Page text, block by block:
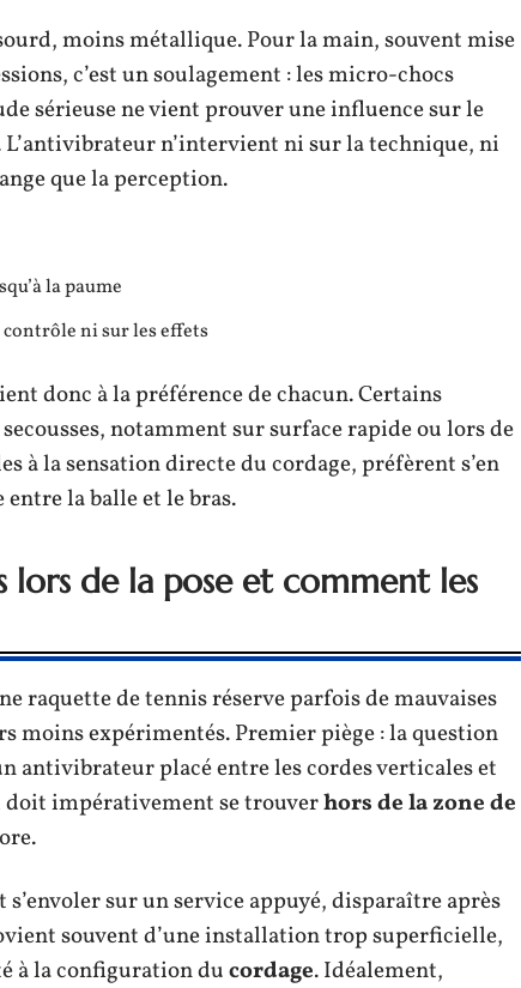
moins métallique. Pour la main, souvent mise
c’est un soulagement : les micro-chocs
sérieuse ne vient prouver une influence sur le
L’antivibrateur n’intervient ni sur la technique, ni
que la perception.
la paume
ni sur les effets
donc à la préférence de chacun. Certains
notamment sur surface rapide ou lors de
à la sensation directe du cordage, préfèrent s’en
la balle et le bras.
lors de la pose et comment les
raquette de tennis réserve parfois de mauvaises
moins expérimentés. Premier piège : la question
antivibrateur placé entre les cordes verticales et
doit impérativement se trouverhors de la zone de
s’envoler sur un service appuyé, disparaître après
souvent d’une installation trop superficielle,
à la configuration ducordage. Idéalement,